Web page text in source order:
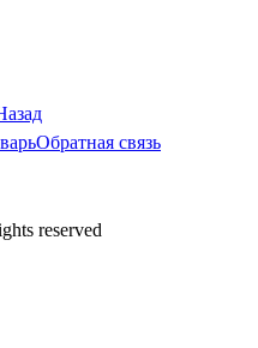
Обратная связь
reserved